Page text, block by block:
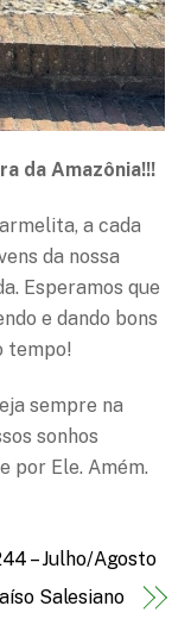
da Amazônia!!!
a cada
da nossa
Esperamos que
e dando bons
tempo!
sempre na
sonhos
por Ele. Amém.
– Julho/Agosto
Salesiano